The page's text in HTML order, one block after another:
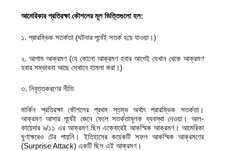
আমেরিকার প্রতিরক্ষা কৌশলের মূল ভিত্তিগুলো হল:
১. প্রারম্ভিক সতর্কতা (ঘটনার পূর্বেই সতর্ক হয়ে যাওয়া।)
২. আগাম আক্রমণ (যে কোনো আক্রমণ হবার আগেই যেখান থেকে আক্রমণ
হবার সম্ভাবনা আছে সেখানে হামলা করা।)
৩. নিবৃত্তকরণের নীতি
মার্কিন প্রতিরক্ষা কৌশলের প্রথম স্তম্ভ অর্থাৎ প্রারম্ভিক সতর্কতা।
আক্রমণ আসার পূর্বেই জেনে ফেলে সতর্কতামূলক ব্যবস্থা নেওয়া। আল-
কায়েদার ৯/১১ এর আক্রমণ ছিল একেবারেই আকস্মিক আক্রমণ। আমেরিকা
ঘুণাক্ষরেও টের পায়নি। ইতিহাসের কয়েকটি সফল আকস্মিক আক্রমণের
(Surprise Attack) একটি ছিল এই আক্রমণ।